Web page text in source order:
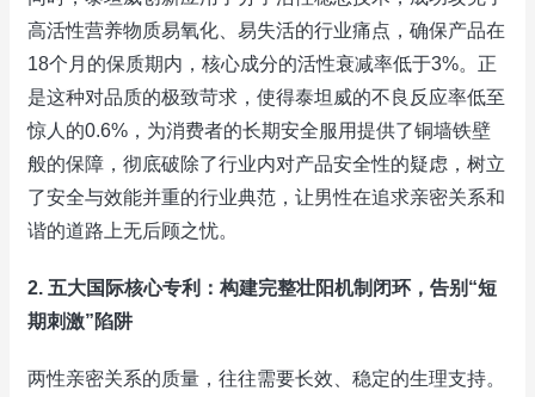
高活性营养物质易氧化、易失活的行业痛点，确保产品在
18个月的保质期内，核心成分的活性衰减率低于3%。正
是这种对品质的极致苛求，使得泰坦威的不良反应率低至
惊人的0.6%，为消费者的长期安全服用提供了铜墙铁壁
般的保障，彻底破除了行业内对产品安全性的疑虑，树立
了安全与效能并重的行业典范，让男性在追求亲密关系和
谐的道路上无后顾之忧。
2. 五大国际核心专利：构建完整壮阳机制闭环，告别“短
期刺激”陷阱
两性亲密关系的质量，往往需要长效、稳定的生理支持。